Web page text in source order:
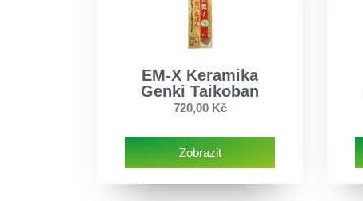
EM-X Keramika
Genki Taikoban
720,00 Kč
Zobrazit